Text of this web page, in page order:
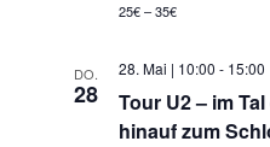
25€ – 35€
DO.
28
Tour U2 – im
hinauf zum
28. Mai | 10:00 - 15:00